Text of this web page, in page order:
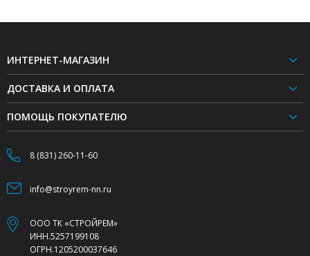
ИНТЕРНЕТ-МАГАЗИН
ДОСТАВКА И ОПЛАТА
ПОМОЩЬ ПОКУПАТЕЛЮ
8 (831) 260-11-60
info@stroyrem-nn.ru
ООО ТК «СТРОЙРЕМ»
ИНН.5257199108
ОГРН.1205200037646